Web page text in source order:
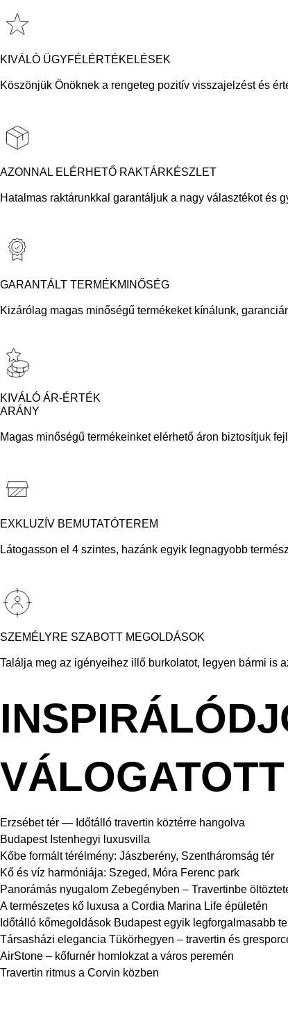
KIVÁLÓ ÜGYFÉLÉRTÉKELÉSEK
Köszönjük Önöknek a rengeteg pozitív visszajelzést és
AZONNAL ELÉRHETŐ RAKTÁRKÉSZLET
Hatalmas raktárunkkal garantáljuk a nagy választékot és
GARANTÁLT TERMÉKMINŐSÉG
Kizárólag magas minőségű termékeket kínálunk,
KIVÁLÓ ÁR-ÉRTÉK
ARÁNY
Magas minőségű termékeinket elérhető áron biztosítjuk
EXKLUZÍV BEMUTATÓTEREM
Látogasson el 4 szintes, hazánk egyik legnagyobb
SZEMÉLYRE SZABOTT MEGOLDÁSOK
Találja meg az igényeihez illő burkolatot, legyen bármi is
Erzsébet tér — Időtálló travertin köztérre hangolva
Budapest Istenhegyi luxusvilla
Kőbe formált térélmény: Jászberény, Szentháromság tér
Kő és víz harmóniája: Szeged, Móra Ferenc park
Panorámás nyugalom Zebegényben – Travertinbe
A természetes kő luxusa a Cordia Marina Life épületén
Időtálló kőmegoldások Budapest egyik legforgalmasabb
Társasházi elegancia Tükörhegyen – travertin és
AirStone – kőfurnér homlokzat a város peremén
Travertin ritmus a Corvin közben